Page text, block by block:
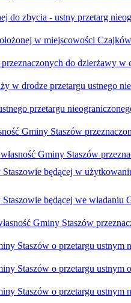
do zbycia - ustny przetarg
w miejscowości
do dzierżawy w
w drodze przetargu ustnego
przetargu
Gminy Staszów
Gminy Staszów
będącej w
będącej we
Gminy Staszów
Staszów o przetargu ustnym
Staszów o przetargu ustnym
Staszów o przetargu ustnym